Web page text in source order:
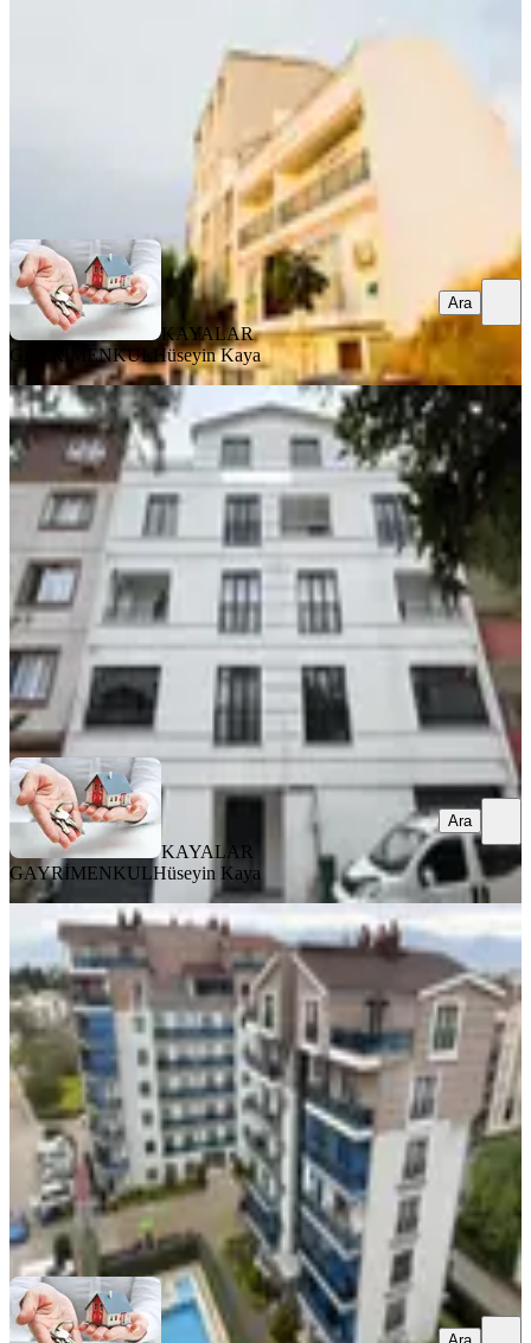
4.825.000 ₺
KAYALAR GAYRİMENKULHüseyin Kaya
KAYALAR
GAYRİMENKUL
Hüseyin Kaya
Ara
ÖNE ÇIKAN
Demirtaş Köyünde Limitsiz Kredili
Asansörlü 2+1 Dubleks Daire
Osmangazi, Demirtaş Barbaros Mahallesi
2+1
130 m² 3. Kat·22.06.2026
3.775.000 ₺
KAYALAR GAYRİMENKULHüseyin Kaya
Ara
KAYALAR
GAYRİMENKULHüseyin Kaya
Ara
Kayalardan Mimoza Life'da 4+1
Dubleks
Osmangazi, Yunuseli Mahallesi
4+1·198 m²· 6. Kat·04.05.2026
6.649.000 ₺
KAYALAR GAYRİMENKULHüseyin Kaya
Ara